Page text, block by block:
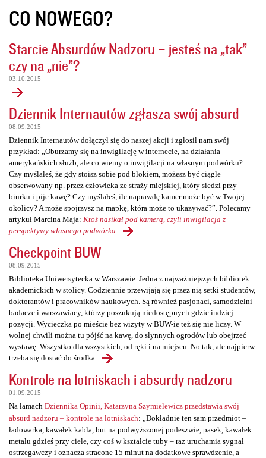
CO NOWEGO?
Starcie Absurdów Nadzoru – jesteś na „tak”
czy na „nie”?
03.10.2015
Dziennik Internautów zgłasza swój absurd
08.09.2015
Dziennik Internautów dołączył się do naszej akcji i zgłosił nam swój
przykład: „Oburzamy się na inwigilację w internecie, na działania
amerykańskich służb, ale co wiemy o inwigilacji na własnym podwórku?
Czy myślałeś, że gdy stoisz sobie pod blokiem, możesz być ciągle
obserwowany np. przez człowieka ze straży miejskiej, który siedzi przy
biurku i pije kawę? Czy myślałeś, ile naprawdę kamer może być w Twojej
okolicy? A może spojrzysz na mapkę, która może to ukazywać?”. Polecamy
artykuł Marcina Maja: Ktoś nasikał pod kamerą, czyli inwigilacja z
perspektywy własnego podwórka
Checkpoint BUW
08.09.2015
Biblioteka Uniwersytecka w Warszawie. Jedna z najważniejszych bibliotek
akademickich w stolicy. Codziennie przewijają się przez nią setki studentów,
doktorantów i pracowników naukowych. Są również pasjonaci, samodzielni
badacze i warszawiacy, którzy poszukują niedostępnych gdzie indziej
pozycji. Wycieczka po mieście bez wizyty w BUW-ie też się nie liczy. W
wolnej chwili można tu pójść na kawę, do słynnych ogrodów lub obejrzeć
wystawę. Wszystko dla wszystkich, od ręki i na miejscu. No tak, ale najpierw
trzeba się dostać do środka.
Kontrole na lotniskach i absurdy nadzoru
01.09.2015
Na łamach Dziennika Opinii, Katarzyna Szymielewicz przedstawia swój
absurd nadzoru – kontrole na lotniskach: „Dokładnie ten sam przedmiot –
ładowarka, kawałek kabla, but na podwyższonej podeszwie, pasek, kawałek
metalu gdzieś przy ciele, czy coś w kształcie tuby – raz uruchamia sygnał
ostrzegawczy i oznacza stracone 15 minut na dodatkowe sprawdzenie, a